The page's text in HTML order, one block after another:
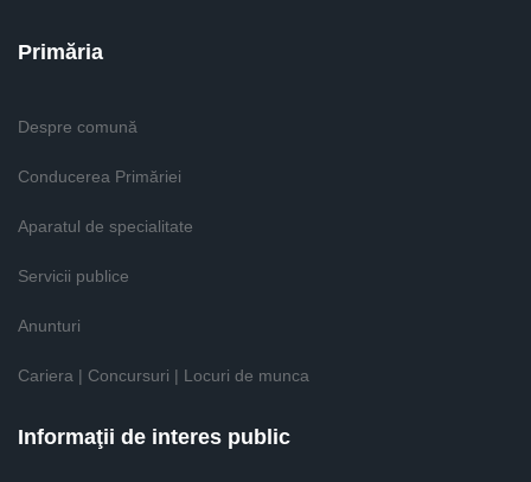
Primăria
Despre comună
Conducerea Primăriei
Aparatul de specialitate
Servicii publice
Anunturi
Cariera | Concursuri | Locuri de munca
Informaţii de interes public